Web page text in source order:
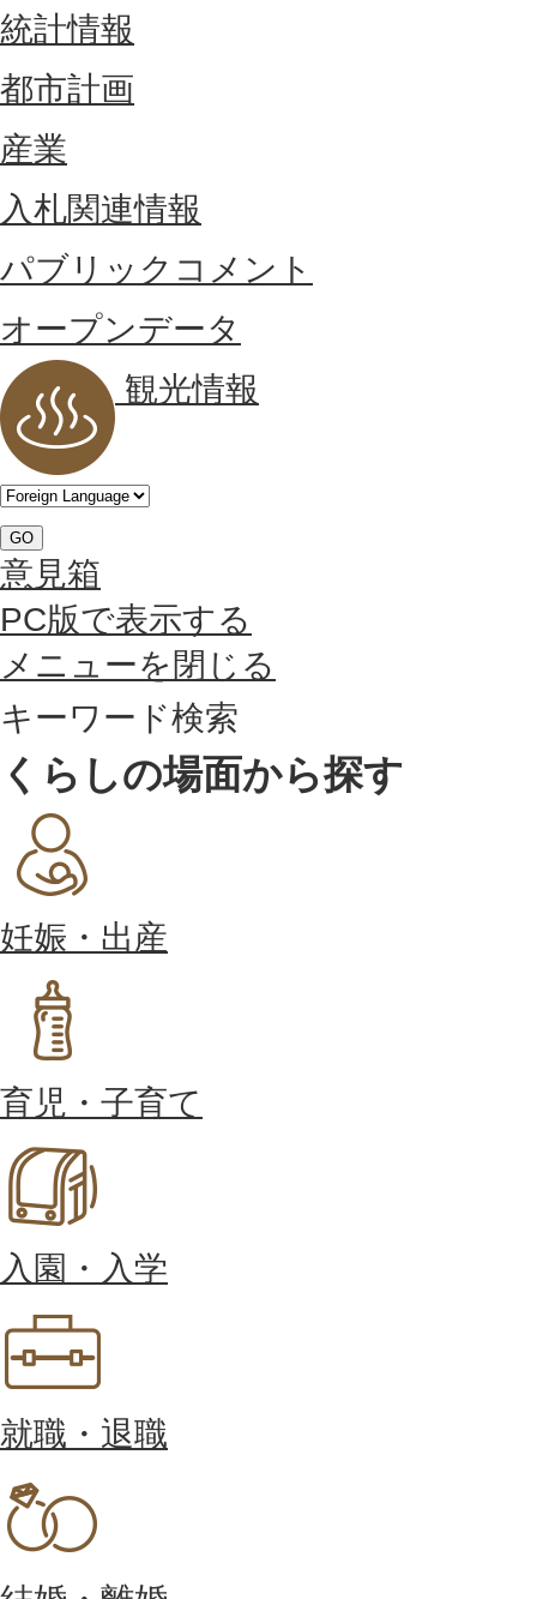
統計情報
都市計画
産業
入札関連情報
パブリックコメント
オープンデータ
観光情報
GO
意見箱
PC版で表示する
メニューを閉じる
キーワード検索
くらしの場面から探す
妊娠・出産
育児・子育て
入園・入学
就職・退職